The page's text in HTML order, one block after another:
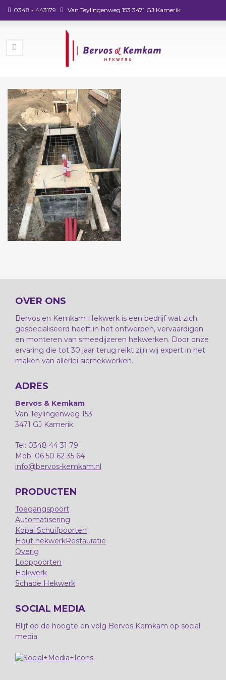
0348 - 443179 Van Teylingenweg 153 3471 GJ Kamerik
OVER ONS
Bervos en Kemkam Hekwerk is een bedrijf wat zich
gespecialiseerd heeft in het ontwerpen, vervaardigen
en monteren van smeedijzeren hekwerken. Door onze
ervaring die tot 30 jaar terug reikt zijn wij expert in het
maken van allerlei sierhekwerken.
ADRES
Bervos & Kemkam
Van Teylingenweg 153
3471 GJ Kamerik
Tel: 0348 44 31 79
Mob: 06 50 62 35 64
info@bervos-kemkam.nl
PRODUCTEN
Toegangspoort
Automatisering
Kopal Schuifpoorten
Hout hekwerkRestauratie
Overig
Looppoorten
Hekwerk
Schade Hekwerk
SOCIAL MEDIA
Blijf op de hoogte en volg Bervos Kemkam op social
media